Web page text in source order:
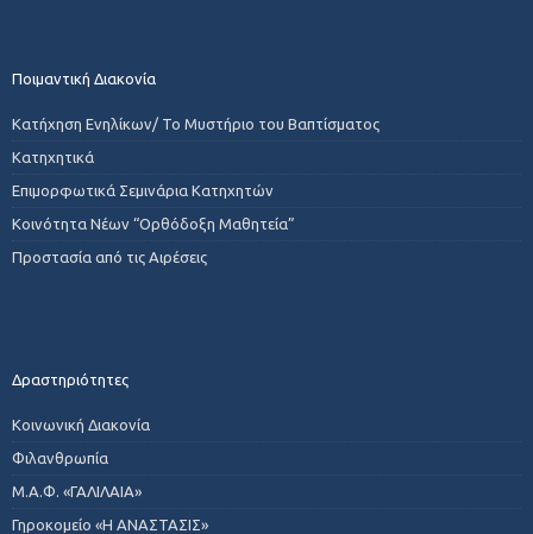
Ποιμαντική Διακονία
Κατήχηση Ενηλίκων/ Το Μυστήριο του Βαπτίσματος
Κατηχητικά
Επιμορφωτικά Σεμινάρια Κατηχητών
Κοινότητα Νέων “Ορθόδοξη Μαθητεία”
Προστασία από τις Αιρέσεις
Δραστηριότητες
Κοινωνική Διακονία
Φιλανθρωπία
Μ.Α.Φ. «ΓΑΛΙΛΑΙΑ»
Γηροκομείο «Η ΑΝΑΣΤΑΣΙΣ»